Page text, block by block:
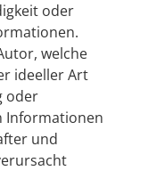
oder
welche
ideeller Art
oder
Informationen
und